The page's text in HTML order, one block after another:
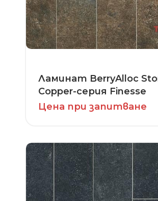
Ламинат BerryAlloc
Copper-серия Finesse
Цена при запитване